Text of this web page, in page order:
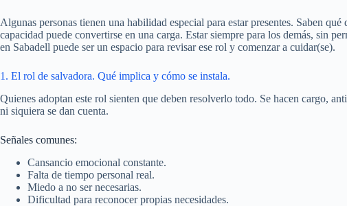
Algunas personas tienen una habilidad especial para estar presentes. Saben
capacidad puede convertirse en una carga. Estar siempre para los demás, sin
en Sabadell puede ser un espacio para revisar ese rol y comenzar a cuidar(se).
1. El rol de salvadora. Qué implica y cómo se instala.
Quienes adoptan este rol sienten que deben resolverlo todo. Se hacen cargo,
ni siquiera se dan cuenta.
Señales comunes:
Cansancio emocional constante.
Falta de tiempo personal real.
Miedo a no ser necesarias.
Dificultad para reconocer propias necesidades.